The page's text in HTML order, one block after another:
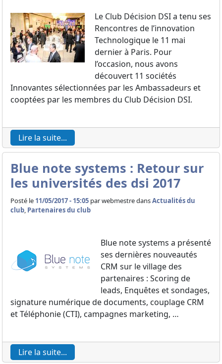
Le Club Décision DSI a tenu ses
Rencontres de l’innovation
Technologique le 11 mai
dernier à Paris. Pour
l’occasion, nous avons
découvert 11 sociétés
Innovantes sélectionnées par les Ambassadeurs et
cooptées par les membres du Club Décision DSI.
Lire la suite...
Blue note systems : Retour sur
les universités des dsi 2017
Posté le 11/05/2017 - 15:05 parwebmestre dansActualités du
club, Partenaires du club
Blue note systems a présenté
ses dernières nouveautés
CRM sur le village des
partenaires : Scoring de
leads, Enquêtes et sondages,
signature numérique de documents, couplage CRM
et Téléphonie (CTI), campagnes marketing, …
Lire la suite...